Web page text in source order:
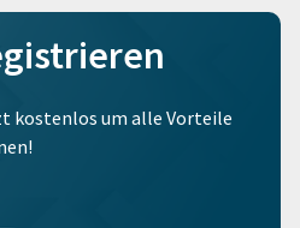
kostenlos um alle Vorteile